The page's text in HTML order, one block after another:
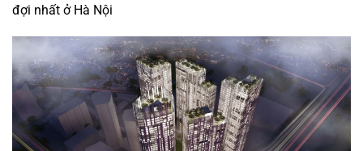
đợi nhất ở Hà Nội